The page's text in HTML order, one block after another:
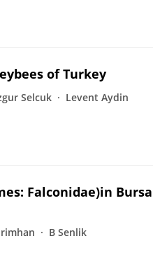
of Turkey
Selcuk Levent Aydin
Falconidae)in Bursa
B Senlik